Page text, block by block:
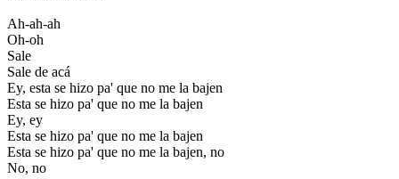
Ah-ah-ah
Oh-oh
Sale
Sale de acá
Ey, esta se hizo pa' que no me la bajen
Esta se hizo pa' que no me la bajen
Ey, ey
Esta se hizo pa' que no me la bajen
Esta se hizo pa' que no me la bajen, no
No, no